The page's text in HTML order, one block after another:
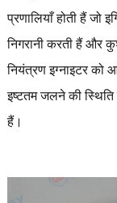
प्रणालियाँ होती हैं जो
निगरानी करती हैं और
नियंत्रण इग्नाइटर को
इष्टतम जलने की
हैं।